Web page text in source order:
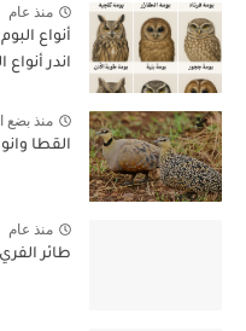
منذ عام
أنواع
اندر
منذ بضع
القطا
منذ عام
طائر